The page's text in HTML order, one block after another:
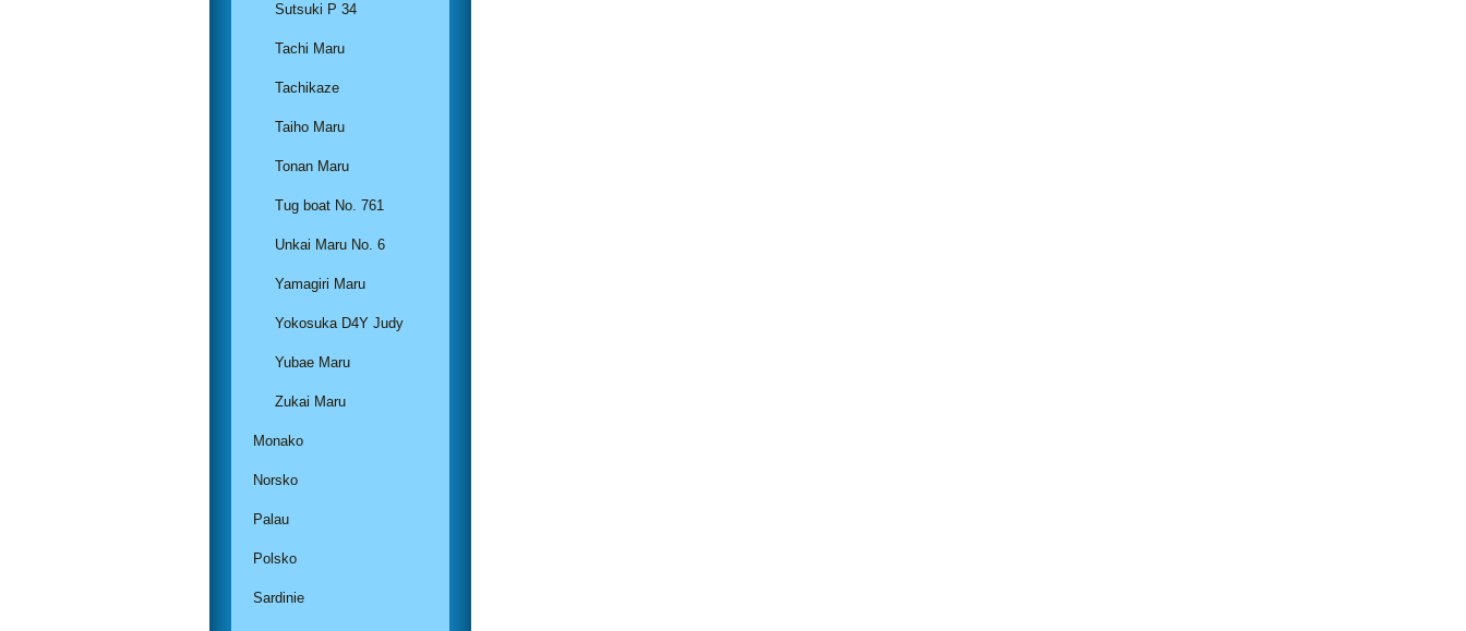
Sutsuki P 34
Tachi Maru
Tachikaze
Taiho Maru
Tonan Maru
Tug boat No. 761
Unkai Maru No. 6
Yamagiri Maru
Yokosuka D4Y Judy
Yubae Maru
Zukai Maru
Monako
Norsko
Palau
Polsko
Sardinie